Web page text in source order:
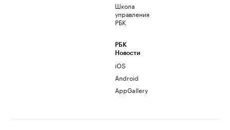
Школа
управления
РБК
РБК
Новости
iOS
Android
AppGallery